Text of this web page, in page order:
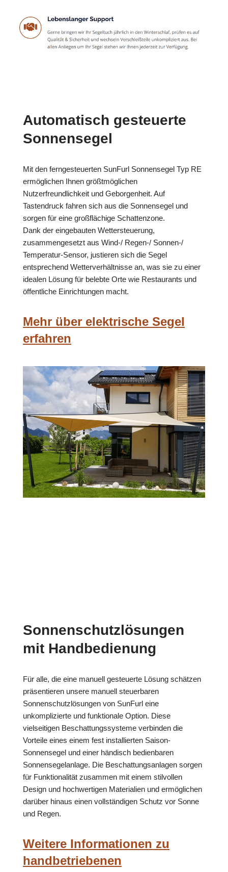
Automatisch gesteuerte
Sonnensegel
Mit den ferngesteuerten SunFurl Sonnensegel Typ RE
ermöglichen Ihnen größtmöglichen
Nutzerfreundlichkeit und Geborgenheit. Auf
Tastendruck fahren sich aus die Sonnensegel und
sorgen für eine großflächige Schattenzone.
Dank der eingebauten Wettersteuerung,
zusammengesetzt aus Wind-/ Regen-/ Sonnen-/
Temperatur-Sensor, justieren sich die Segel
entsprechend Wetterverhältnisse an, was sie zu einer
idealen Lösung für belebte Orte wie Restaurants und
öffentliche Einrichtungen macht.
Mehr über elektrische Segel
erfahren
Sonnenschutzlösungen
mit Handbedienung
Für alle, die eine manuell gesteuerte Lösung schätzen
präsentieren unsere manuell steuerbaren
Sonnenschutzlösungen von SunFurl eine
unkomplizierte und funktionale Option. Diese
vielseitigen Beschattungssysteme verbinden die
Vorteile eines einem fest installierten Saison-
Sonnensegel und einer händisch bedienbaren
Sonnensegelanlage. Die Beschattungsanlagen sorgen
für Funktionalität zusammen mit einem stilvollen
Design und hochwertigen Materialien und ermöglichen
darüber hinaus einen vollständigen Schutz vor Sonne
und Regen.
Weitere Informationen zu
handbetriebenen